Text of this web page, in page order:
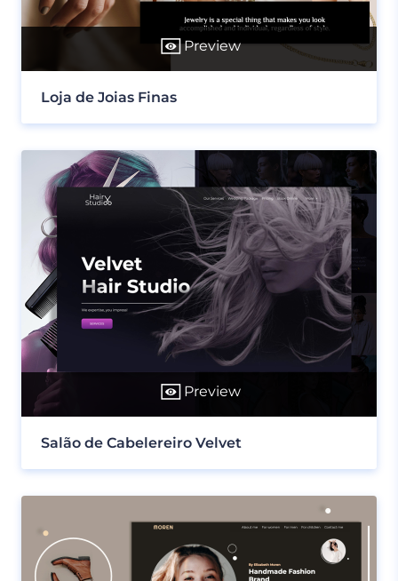
Preview
Loja de Joias Finas
Preview
Salão de Cabelereiro Velvet